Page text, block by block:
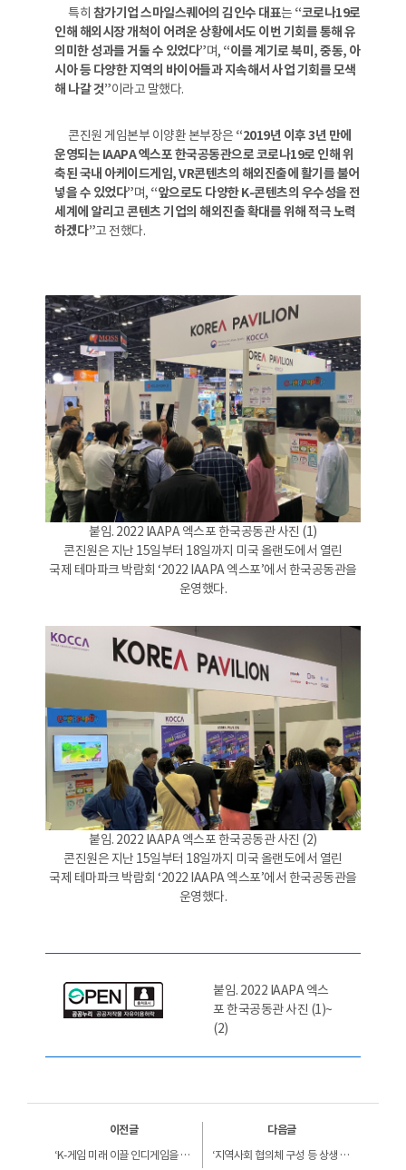
특히 참가기업 스마일스퀘어의 김인수 대표는 “코로나19로
인해 해외시장 개척이 어려운 상황에서도 이번 기회를 통해 유
의미한 성과를 거둘 수 있었다”며, “이를 계기로 북미, 중동, 아
시아 등 다양한 지역의 바이어들과 지속해서 사업 기회를 모색
해 나갈 것”이라고 말했다.
콘진원 게임본부 이양환 본부장은 “2019년 이후 3년 만에
운영되는 IAAPA 엑스포 한국공동관으로 코로나19로 인해 위
축된 국내 아케이드게임, VR콘텐츠의 해외진출에 활기를 불어
넣을 수 있었다”며, “앞으로도 다양한 K-콘텐츠의 우수성을 전
세계에 알리고 콘텐츠 기업의 해외진출 확대를 위해 적극 노력
하겠다”고 전했다.
붙임. 2022 IAAPA 엑스포 한국공동관 사진 (1)
콘진원은 지난 15일부터 18일까지 미국 올랜도에서 열린
국제 테마파크 박람회 ‘2022 IAAPA 엑스포’에서 한국공동관을
운영했다.
붙임. 2022 IAAPA 엑스포 한국공동관 사진 (2)
콘진원은 지난 15일부터 18일까지 미국 올랜도에서 열린
국제 테마파크 박람회 ‘2022 IAAPA 엑스포’에서 한국공동관을
운영했다.
붙임. 2022 IAAPA 엑스
포 한국공동관 사진 (1)~
(2)
이전글
‘K-게임 미래 이끌 인디게임을 이용자가 직접 확인’ 콘진원, ‘게임 레벨업 쇼케이스 2022’ 개최
다음글
‘지역사회 협의체 구성 등 상생 노력 성과 창출’ 콘진원, 3년 연속 지역사회공헌 인정기관 선정